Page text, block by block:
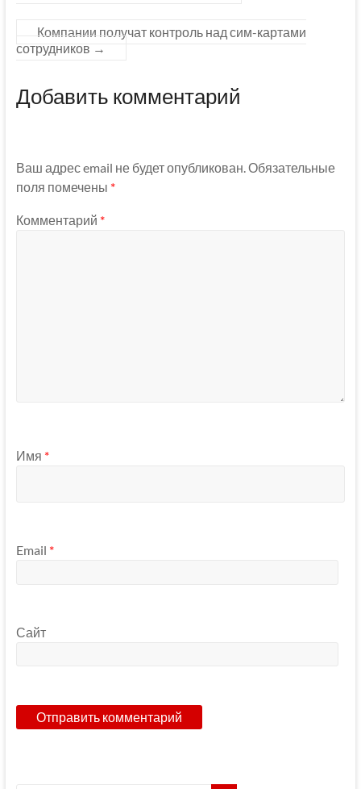
Компании получат контроль над сим-картами
сотрудников →
Добавить комментарий
Ваш адрес email не будет опубликован. Обязательные
поля помечены *
Комментарий *
Имя *
Email *
Сайт